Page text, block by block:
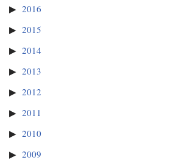
2016
2015
2014
2013
2012
2011
2010
2009